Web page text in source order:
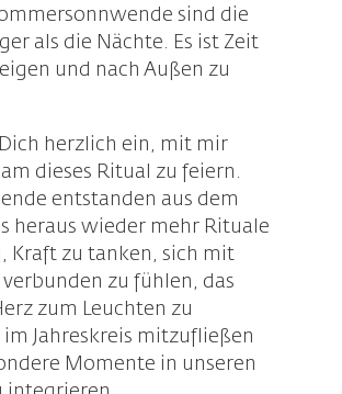
sind die
als die Nächte. Es ist Zeit
und nach Außen zu
Dich herzlich ein, mit mir
dieses Ritual zu feiern.
entstanden aus dem
heraus wieder mehr Rituale
Kraft zu tanken, sich mit
zu fühlen, das
zum Leuchten zu
Jahreskreis mitzufließen
Momente in unseren